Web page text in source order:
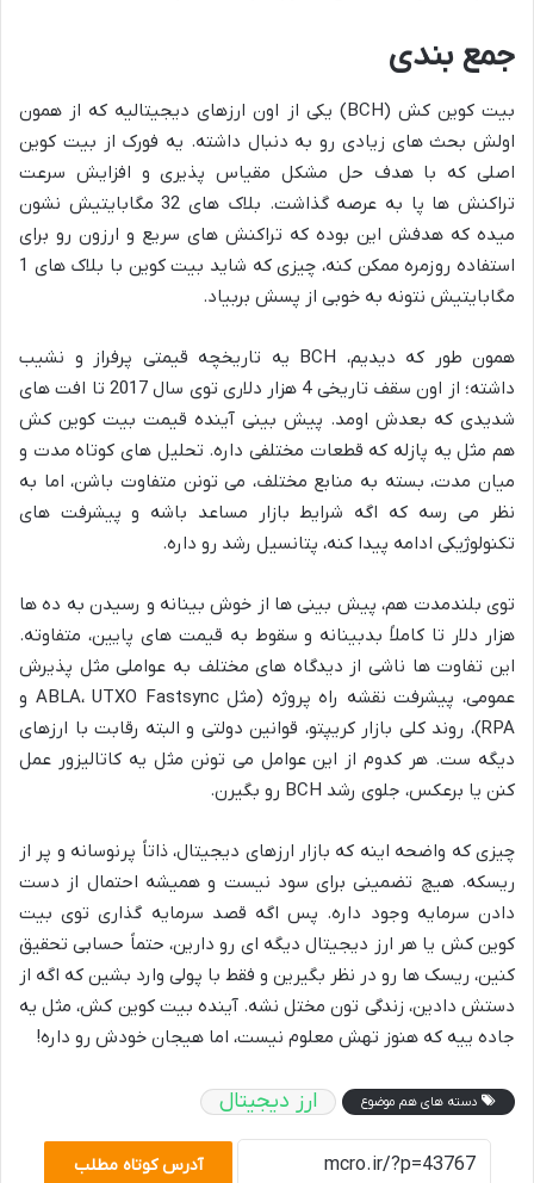
جمع بندی
بیت کوین کش (BCH) یکی از اون ارزهای دیجیتالیه که از همون
اولش بحث های زیادی رو به دنبال داشته. یه فورک از بیت کوین
اصلی که با هدف حل مشکل مقیاس پذیری و افزایش سرعت
تراکنش ها پا به عرصه گذاشت. بلاک های 32 مگابایتیش نشون
میده که هدفش این بوده که تراکنش های سریع و ارزون رو برای
استفاده روزمره ممکن کنه، چیزی که شاید بیت کوین با بلاک های 1
مگابایتیش نتونه به خوبی از پسش بربیاد.
همون طور که دیدیم، BCH یه تاریخچه قیمتی پرفراز و نشیب
داشته؛ از اون سقف تاریخی 4 هزار دلاری توی سال 2017 تا افت های
شدیدی که بعدش اومد. پیش بینی آینده قیمت بیت کوین کش
هم مثل یه پازله که قطعات مختلفی داره. تحلیل های کوتاه مدت و
میان مدت، بسته به منابع مختلف، می تونن متفاوت باشن، اما به
نظر می رسه که اگه شرایط بازار مساعد باشه و پیشرفت های
تکنولوژیکی ادامه پیدا کنه، پتانسیل رشد رو داره.
توی بلندمدت هم، پیش بینی ها از خوش بینانه و رسیدن به ده ها
هزار دلار تا کاملاً بدبینانه و سقوط به قیمت های پایین، متفاوته.
این تفاوت ها ناشی از دیدگاه های مختلف به عواملی مثل پذیرش
عمومی، پیشرفت نقشه راه پروژه (مثل ABLA، UTXO Fastsync و
RPA)، روند کلی بازار کریپتو، قوانین دولتی و البته رقابت با ارزهای
دیگه ست. هر کدوم از این عوامل می تونن مثل یه کاتالیزور عمل
کنن یا برعکس، جلوی رشد BCH رو بگیرن.
چیزی که واضحه اینه که بازار ارزهای دیجیتال، ذاتاً پرنوسانه و پر از
ریسکه. هیچ تضمینی برای سود نیست و همیشه احتمال از دست
دادن سرمایه وجود داره. پس اگه قصد سرمایه گذاری توی بیت
کوین کش یا هر ارز دیجیتال دیگه ای رو دارین، حتماً حسابی تحقیق
کنین، ریسک ها رو در نظر بگیرین و فقط با پولی وارد بشین که اگه از
دستش دادین، زندگی تون مختل نشه. آینده بیت کوین کش، مثل یه
جاده ییه که هنوز تهش معلوم نیست، اما هیجان خودش رو داره!
دسته های هم موضوع ارز دیجیتال
آدرس کوتاه مطلب